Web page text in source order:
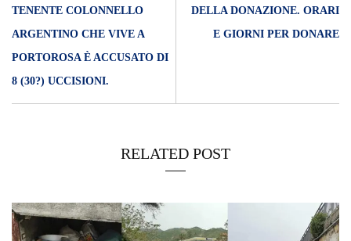
TENENTE COLONNELLO
ARGENTINO CHE VIVE A
PORTOROSA È ACCUSATO DI
8 (30?) UCCISIONI.
DELLA DONAZIONE. ORARI
E GIORNI PER DONARE
RELATED POST